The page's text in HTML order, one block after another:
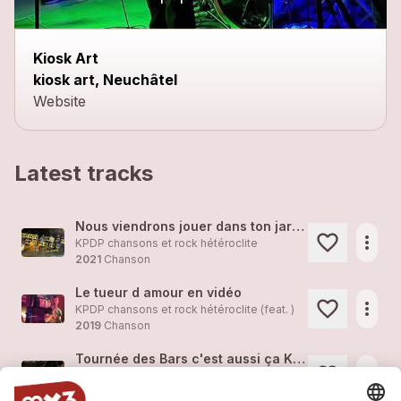
Kiosk Art
kiosk art, Neuchâtel
Website
Latest tracks
Nous viendrons jouer dans ton jardin !
KPDP chansons et rock hétéroclite
2021 Chanson
more_horiz
Le tueur d amour en vidéo
KPDP chansons et rock hétéroclite (feat. )
2019 Chanson
more_horiz
Tournée des Bars c'est aussi ça KPDP
2019